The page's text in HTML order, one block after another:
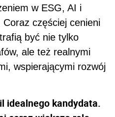
w ESG, AI i
częściej cenieni
być nie tylko
ale też realnymi
wspierającymi rozwój
idealnego kandydata.